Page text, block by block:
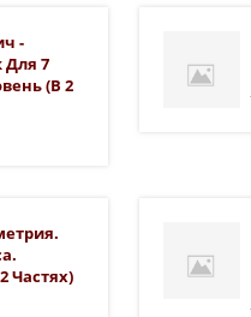
-
Для 7
(в 2
Частях)